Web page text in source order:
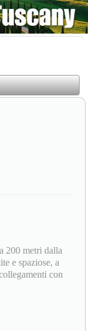
200 metri dalla
e spaziose, a
con